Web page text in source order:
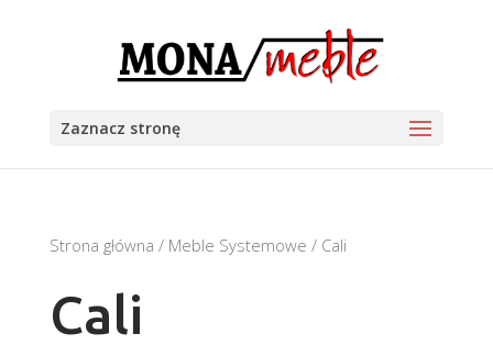
Zaznacz stronę
Strona główna / Meble Systemowe / Cali
Cali